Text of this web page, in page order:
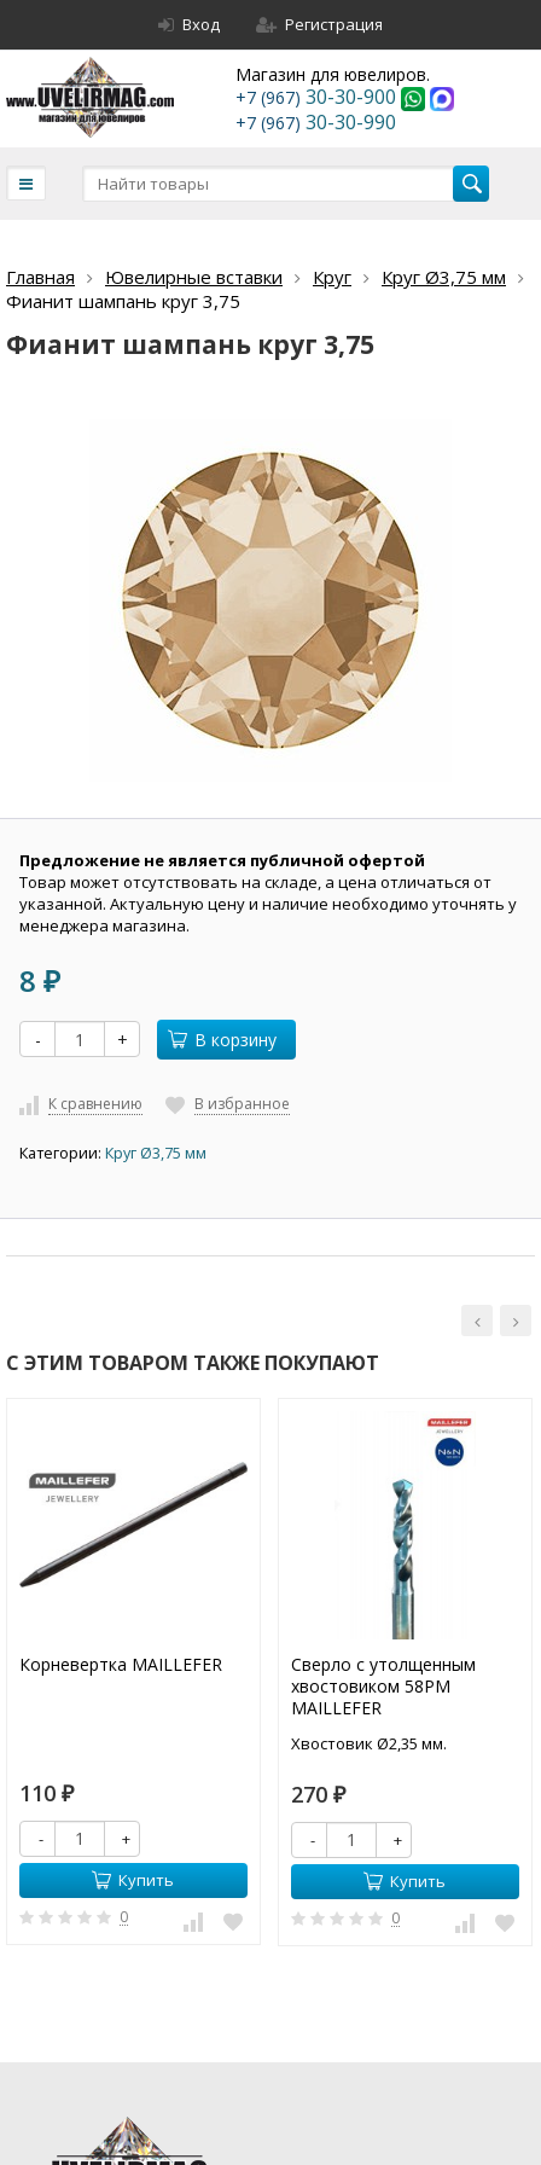
Вход Регистрация
Магазин для ювелиров.
+7 (967) 30-30-900
+7 (967) 30-30-990
Главная Ювелирные вставки Круг
Круг Ø3,75 мм
Фианит шампань круг 3,75
Фианит шампань круг 3,75
Предложение не является публичной офертой
Товар может отсутствовать на складе, а цена отличаться от
указанной. Актуальную цену и наличие необходимо уточнять у
менеджера магазина.
8 ₽
- + В корзину
К сравнению В избранное
Категории: Круг Ø3,75 мм
С ЭТИМ ТОВАРОМ ТАКЖЕ ПОКУПАЮТ
Корневертка MAILLEFER
110 ₽
-
+
Купить
0
Сверло с утолщенным
хвостовиком 58PM
MAILLEFER
Хвостовик Ø2,35 мм.
270 ₽
-
+
Купить
0